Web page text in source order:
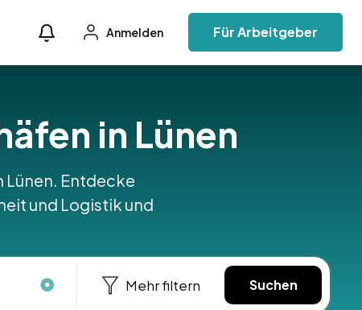
Anmelden Für Arbeitgeber
in Lünen
Lünen. Entdecke
und Logistik und
Mehr filtern Suchen